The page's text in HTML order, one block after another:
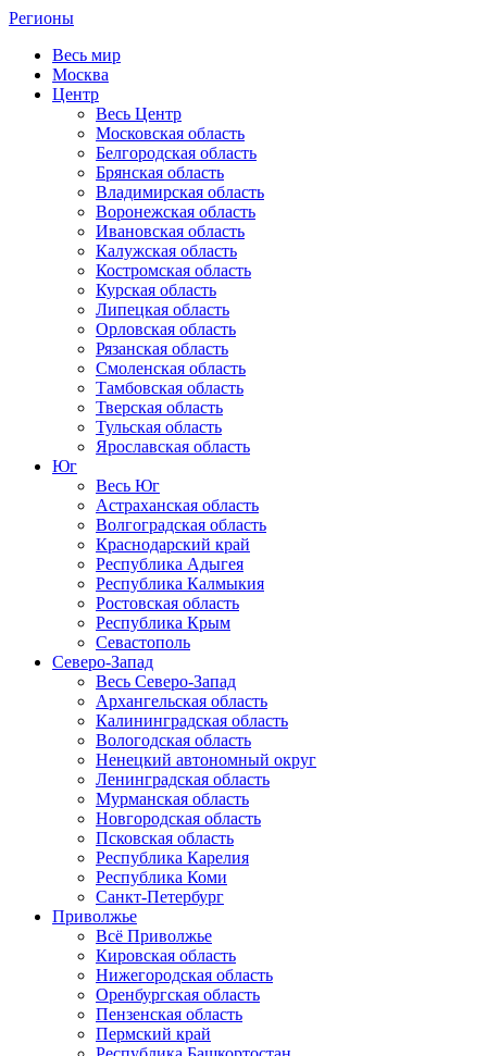
Регионы
Весь мир
Москва
Центр
Весь Центр
Московская область
Белгородская область
Брянская область
Владимирская область
Воронежская область
Ивановская область
Калужская область
Костромская область
Курская область
Липецкая область
Орловская область
Рязанская область
Смоленская область
Тамбовская область
Тверская область
Тульская область
Ярославская область
Юг
Весь Юг
Астраханская область
Волгоградская область
Краснодарский край
Республика Адыгея
Республика Калмыкия
Ростовская область
Республика Крым
Севастополь
Северо-Запад
Весь Северо-Запад
Архангельская область
Калининградская область
Вологодская область
Ненецкий автономный округ
Ленинградская область
Мурманская область
Новгородская область
Псковская область
Республика Карелия
Республика Коми
Санкт-Петербург
Приволжье
Всё Приволжье
Кировская область
Нижегородская область
Оренбургская область
Пензенская область
Пермский край